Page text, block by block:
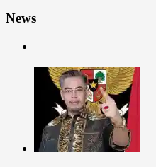
News